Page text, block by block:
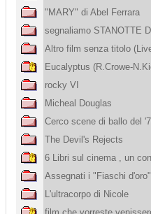
"MARY" di Abel Ferrara
segnaliamo STANOTTE
Altro film senza titolo
Eucalyptus (R.Crowe-
rocky VI
Micheal Douglas
Cerco scene di ballo del
The Devil's Rejects
6 Libri sul cinema , un
Assegnati i "Fiaschi
L'ultracorpo di Nicole